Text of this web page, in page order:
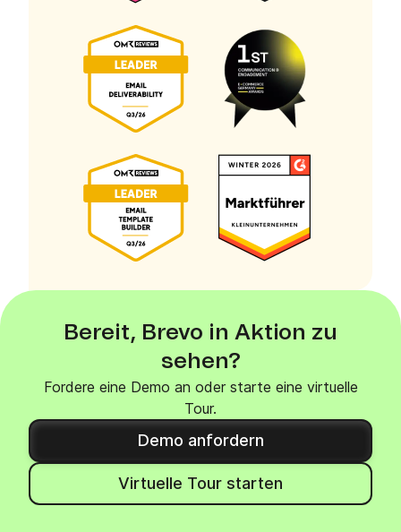
Bereit, Brevo in Aktion zu
sehen?
Fordere eine Demo an oder starte eine virtuelle
Tour.
Demo anfordern
Virtuelle Tour starten